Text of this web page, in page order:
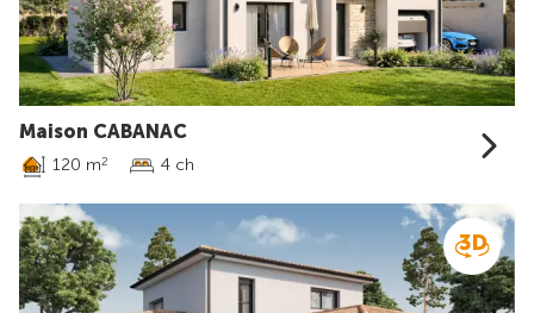
Maison CABANAC
120 m2 4 ch